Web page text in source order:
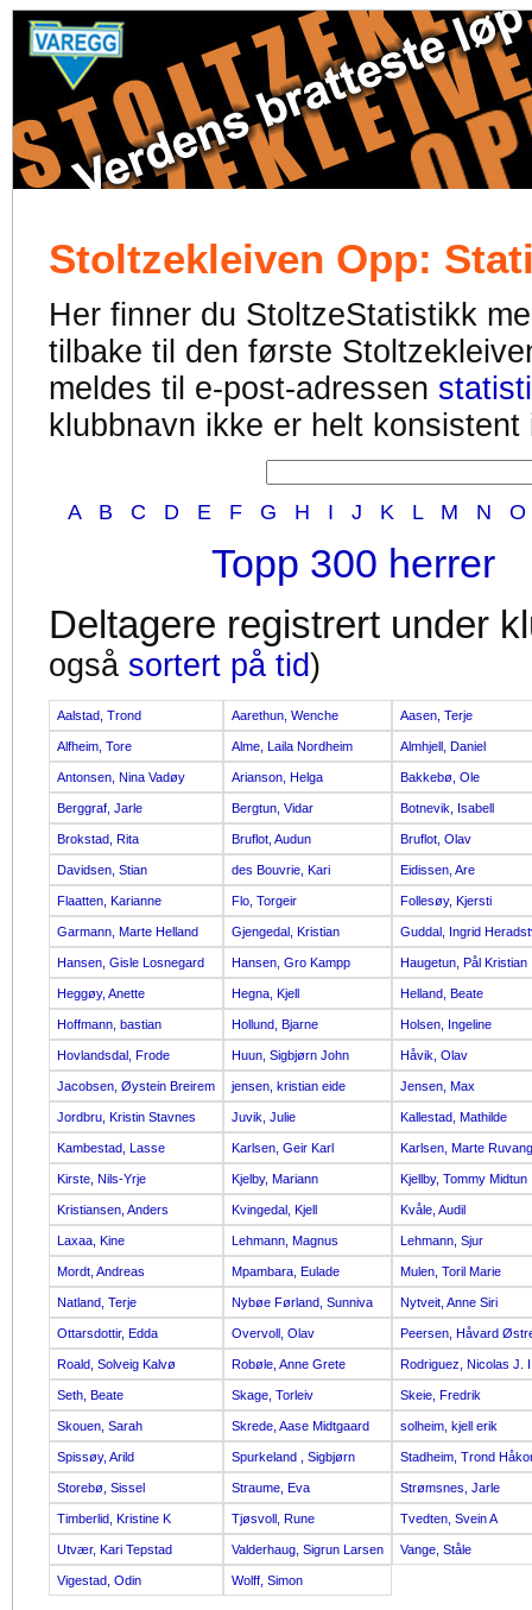
Stoltzekleiven Opp:
Her finner du StoltzeStatistikk
tilbake til den første
meldes til e-post-adressen
klubbnavn ikke er helt
A B C D E F G H I J K L M N O
Topp 300 herrer
Deltagere registrert under
også sortert på tid)
Aalstad, Trond Aarethun, Wenche Aasen, Terje
Alfheim, Tore Alme, Laila Nordheim Almhjell, Daniel
Antonsen, Nina Vadøy Arianson, Helga Bakkebø, Ole
Berggraf, Jarle Bergtun, Vidar Botnevik, Isabell
Brokstad, Rita Bruflot, Audun Bruflot, Olav
Davidsen, Stian des Bouvrie, Kari Eidissen, Are
Flaatten, Karianne Flo, Torgeir Follesøy, Kjersti
Garmann, Marte Helland Gjengedal, Kristian Guddal, Ingrid
Hansen, Gisle Losnegard Hansen, Gro Kampp Haugetun, Pål Kristian
Heggøy, Anette Hegna, Kjell Helland, Beate
Hoffmann, bastian Hollund, Bjarne Holsen, Ingeline
Hovlandsdal, Frode Huun, Sigbjørn John Håvik, Olav
Jacobsen, Øystein Breirem jensen, kristian eide Jensen, Max
Jordbru, Kristin Stavnes Juvik, Julie Kallestad, Mathilde
Kambestad, Lasse Karlsen, Geir Karl Karlsen, Marte Ruvang
Kirste, Nils-Yrje Kjelby, Mariann Kjellby, Tommy Midtun
Kristiansen, Anders Kvingedal, Kjell Kvåle, Audil
Laxaa, Kine Lehmann, Magnus Lehmann, Sjur
Mordt, Andreas Mpambara, Eulade Mulen, Toril Marie
Natland, Terje Nybøe Førland, Sunniva Nytveit, Anne Siri
Ottarsdottir, Edda Overvoll, Olav Peersen, Håvard
Roald, Solveig Kalvø Robøle, Anne Grete Rodriguez, Nicolas J.
Seth, Beate Skage, Torleiv Skeie, Fredrik
Skouen, Sarah Skrede, Aase Midtgaard solheim, kjell erik
Spissøy, Arild Spurkeland , Sigbjørn Stadheim, Trond
Storebø, Sissel Straume, Eva Strømsnes, Jarle
Timberlid, Kristine K Tjøsvoll, Rune Tvedten, Svein A
Utvær, Kari Tepstad Valderhaug, Sigrun Larsen Vange, Ståle
Vigestad, Odin Wolff, Simon